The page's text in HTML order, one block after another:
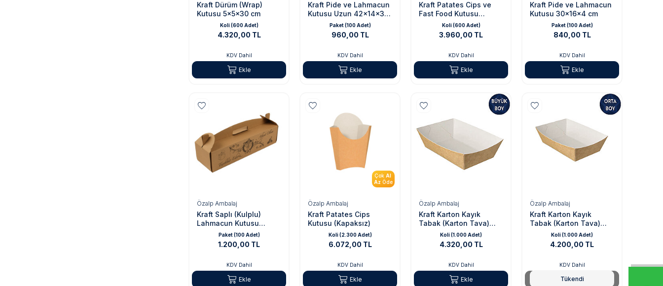
Kraft Dürüm (Wrap)
Kutusu 5x5x30 cm
Koli (600 Adet)
4.320,00 TL
KDV Dahil
Ekle
Kraft Pide ve Lahmacun
Kutusu Uzun 42x14x3,5
Paket (100 Adet)
960,00 TL
KDV Dahil
Ekle
Kraft Patates Cips ve
Fast Food Kutusu
KapaklıKoli (600 Adet)
3.960,00 TL
KDV Dahil
Ekle
Kraft Pide ve Lahmacun
Kutusu 30x16x4 cm
Paket (100 Adet)
840,00 TL
KDV Dahil
Ekle
Özalp Ambalaj
Kraft Saplı (Kulplu)
Lahmacun Kutusu
40x12x10 cm
Paket (100 Adet)
1.200,00 TL
KDV Dahil
Ekle
Çok Al
Az Öde
Özalp Ambalaj
Kraft Patates Cips
Kutusu (Kapaksız)
Koli (2.300 Adet)
6.072,00 TL
KDV Dahil
Ekle
Özalp Ambalaj
Kraft Karton Kayık
Tabak (Karton Tava)
9x14x5 cm (Büyük Boy)
Koli (1.000 Adet)
4.320,00 TL
KDV Dahil
Ekle
Özalp Ambalaj
Kraft Karton Kayık
Tabak (Karton Tava)
8x12x4,5 cm (Orta Boy)
Tükendi
Koli (1.000 Adet)
4.200,00 TL
KDV Dahil
Tükendi